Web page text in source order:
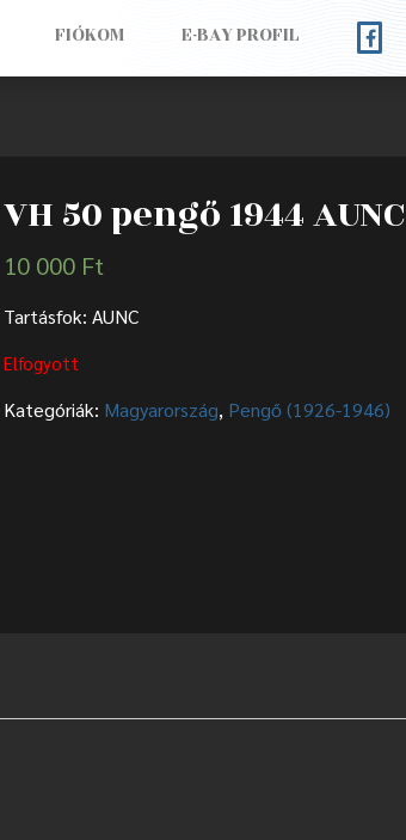
FIÓKOM E-BAY PROFIL
VH 50 pengő 1944 AUNC
10 000 Ft
Tartásfok: AUNC
Elfogyott
Kategóriák: Magyarország, Pengő (1926-1946)